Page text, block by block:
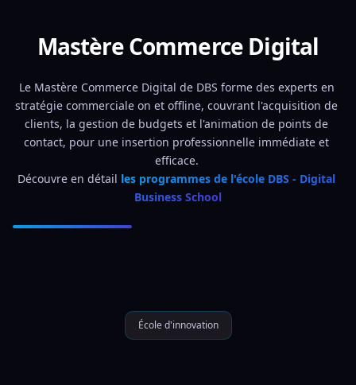
Mastère Commerce Digital
Le Mastère Commerce Digital de DBS forme des experts en
stratégie commerciale on et offline, couvrant l'acquisition de
clients, la gestion de budgets et l'animation de points de
contact, pour une insertion professionnelle immédiate et
efficace.
Découvre en détail les programmes de l'école DBS - Digital
Business School
École d'innovation